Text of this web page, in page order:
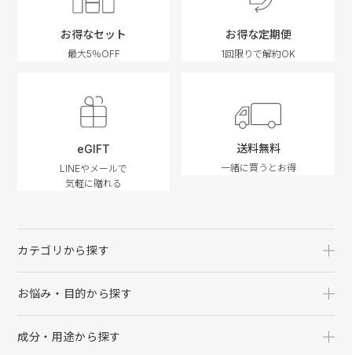
お得なセット
最大5％OFF
お得な定期便
1回限りで解約OK
eGIFT
LINEやメールで
気軽に贈れる
送料無料
一緒に買うとお得
カテゴリから探す
お悩み・目的から探す
成分・用途から探す